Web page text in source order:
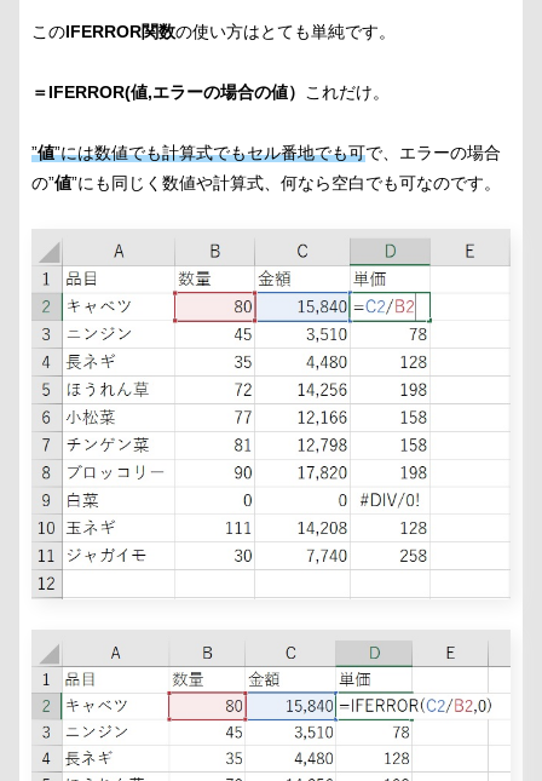
このIFERROR関数の使い方はとても単純です。
＝IFERROR(値,エラーの場合の値） これだけ。
”値”には数値でも計算式でもセル番地でも可で、エラーの場合
の”値”にも同じく数値や計算式、何なら空白でも可なのです。